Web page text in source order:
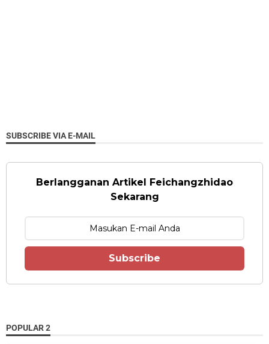
SUBSCRIBE VIA E-MAIL
Berlangganan Artikel Feichangzhidao
Sekarang
Subscribe
POPULAR 2